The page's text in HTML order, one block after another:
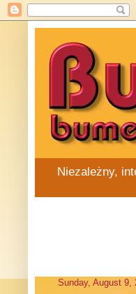
Niezależny,